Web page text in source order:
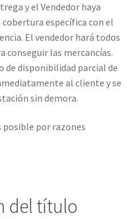
y el Vendedor haya
específica con el
El vendedor hará todos
conseguir las mercancías.
de disponibilidad parcial de
al cliente y se
sin demora.
posible por razones
del título